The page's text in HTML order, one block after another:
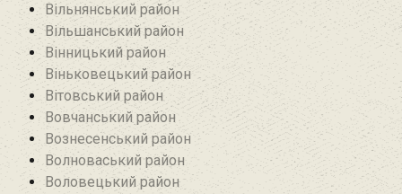
Вільнянський район‎
Вільшанський район
Вінницький район
Віньковецький район
Вітовський район
Вовчанський район
Вознесенський район
Волноваський район
Воловецький район